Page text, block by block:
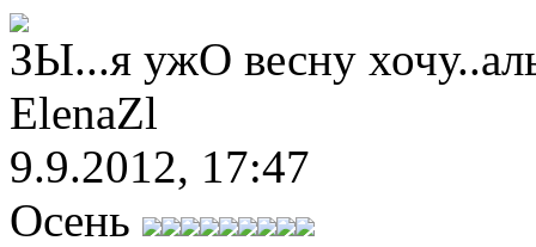
ЗЫ...я ужО весну
ElenaZl
9.9.2012, 17:47
Осень